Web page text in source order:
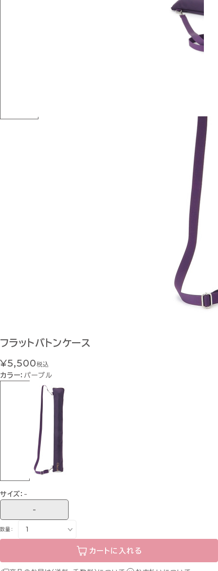
フラットバトンケース
¥5,500税込
カラー： パープル
サイズ： -
-
数量：
カートに入れる